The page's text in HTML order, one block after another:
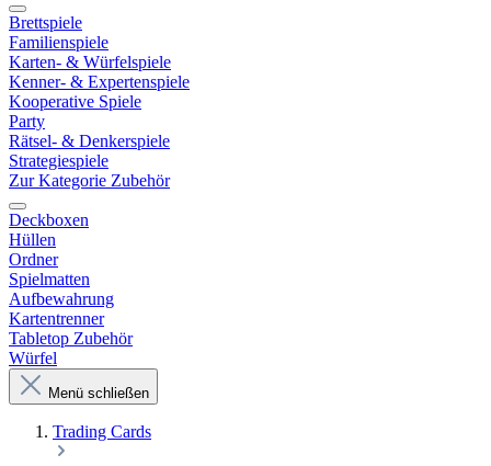
Brettspiele
Familienspiele
Karten- & Würfelspiele
Kenner- & Expertenspiele
Kooperative Spiele
Party
Rätsel- & Denkerspiele
Strategiespiele
Zur Kategorie Zubehör
Deckboxen
Hüllen
Ordner
Spielmatten
Aufbewahrung
Kartentrenner
Tabletop Zubehör
Würfel
Menü schließen
Trading Cards